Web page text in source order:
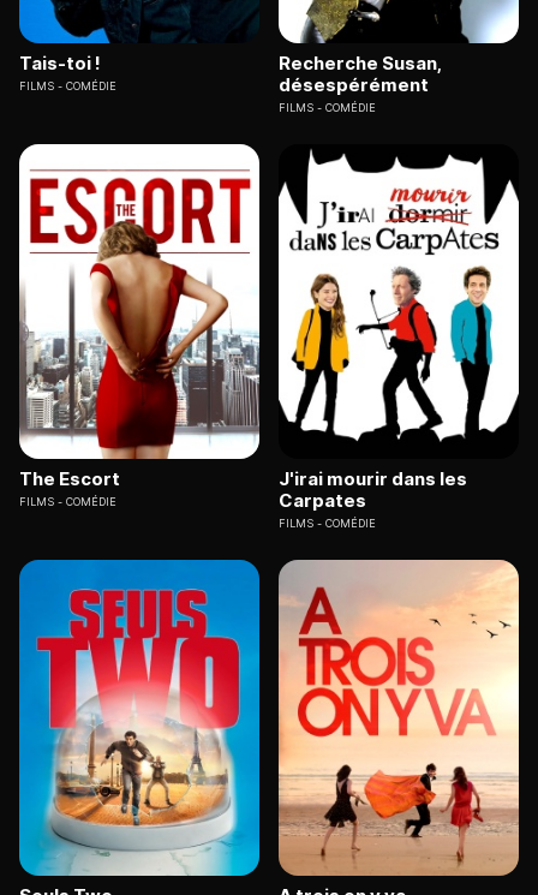
Tais-toi !
FILMS COMÉDIE
Recherche Susan,
désespérément
FILMS COMÉDIE
The Escort
FILMS COMÉDIE
J'irai mourir dans les
Carpates
FILMS COMÉDIE